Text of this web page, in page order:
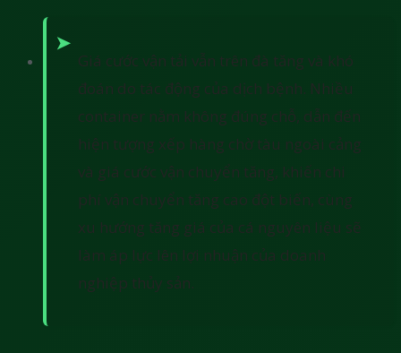
Giá cước vận tải vẫn trên đà tăng và khó
đoán do tác động của dịch bệnh. Nhiều
container nằm không đúng chỗ, dẫn đến
hiện tượng xếp hàng chờ tàu ngoài cảng
và giá cước vận chuyển tăng, khiến chi
phí vận chuyển tăng cao đột biến, cùng
xu hướng tăng giá của cá nguyên liệu sẽ
làm áp lực lên lợi nhuận của doanh
nghiệp thủy sản.